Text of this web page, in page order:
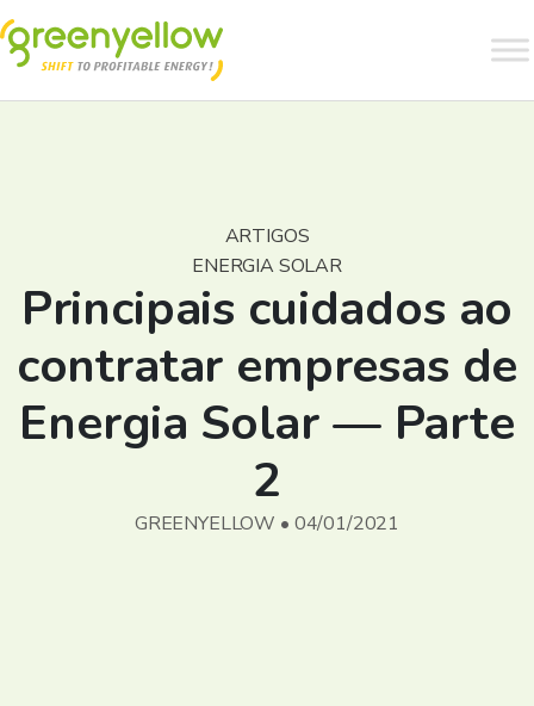
ARTIGOS
ENERGIA SOLAR
Principais cuidados ao
contratar empresas de
Energia Solar — Parte
2
GREENYELLOW • 04/01/2021